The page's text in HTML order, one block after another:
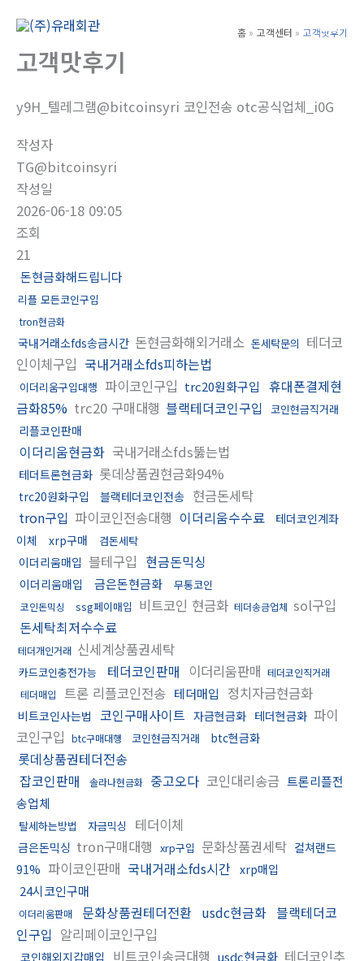
Main
홈 고객센터 고객맛후기
고객맛후기
y9H_텔레그램@bitcoinsyri 코인전송 otc공식업체_i0G
작성자
TG@bitcoinsyri
작성일
2026-06-18 09:05
조회
21
돈현금화해드립니다
리플 모든코인구입
tron현금화
국내거래소fds송금시간 돈현금화해외거래소 돈세탁문의 테더코
인이체구입 국내거래소fds피하는법
이더리움구입대행 파이코인구입 trc20원화구입
휴대폰결제현
금화85% trc20 구매대행 블랙테더코인구입 코인현금직거래
리플코인판매
이더리움현금화 국내거래소fds뚫는법
테더트론현금화 롯데상품권현금화94%
trc20원화구입 블랙테더코인전송 현금돈세탁
tron구입 파이코인전송대행 이더리움수수료
테더코인계좌
이체
xrp구매 검돈세탁
이더리움매입 블테구입 현금돈믹싱
이더리움매입 금은돈현금화 무통코인
코인돈믹싱 ssg페이매입 비트코인 현금화 테더송금업체 sol구입
돈세탁최저수수료
테더개인거래 신세계상품권세탁
카드코인충전가능 테더코인판매 이더리움판매 테더코인직거래
테더매입
트론 리플코인전송 테더매입 정치자금현금화
비트코인사는법 코인구매사이트 자금현금화 테더현금화 파이
코인구입 btc구매대행 코인현금직거래 btc현금화
롯데상품권테더전송
잡코인판매
솔라나현금화 중고오다 코인대리송금 트론리플전
송업체
탈세하는방법 자금믹싱 테더이체
금은돈믹싱 tron구매대행 xrp구입 문화상품권세탁 컬쳐랜드
91% 파이코인판매 국내거래소fds시간 xrp매입
24시코인구매
이더리움판매 문화상품권테더전환 usdc현금화 블랙테더코
인구입 알리페이코인구입
코인해외지갑매입 비트코인송금대행 usdc현금화 테더코인추